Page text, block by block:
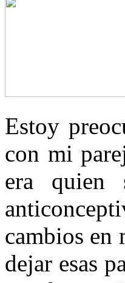
Estoy
con mi
era quien
cambios en
dejar esas